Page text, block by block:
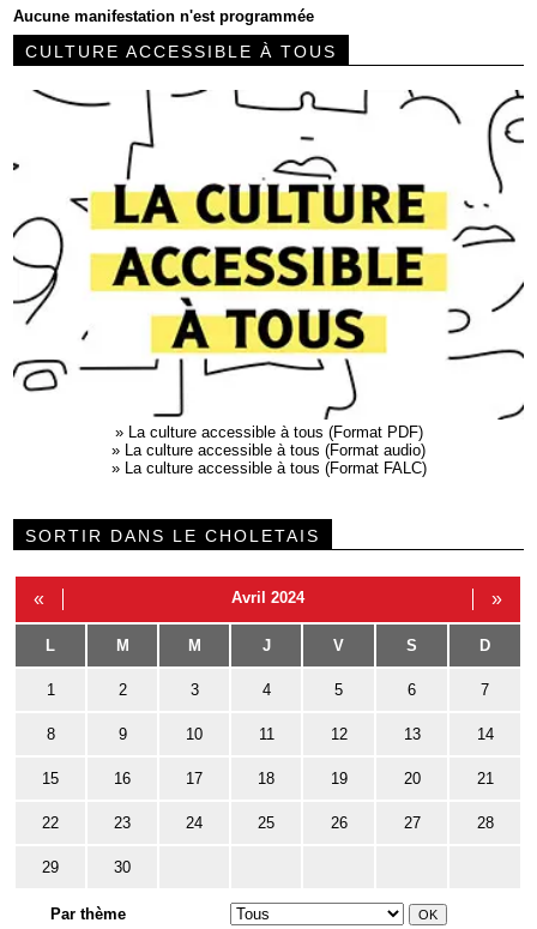
Aucune manifestation n'est programmée
CULTURE ACCESSIBLE À TOUS
»
La culture accessible à tous (Format PDF)
»
La culture accessible à tous (Format audio)
»
La culture accessible à tous (Format FALC)
SORTIR DANS LE CHOLETAIS
« Avril 2024 »
L M M J V S D
1 2 3 4 5 6 7
8 9 10 11 12 13 14
15 16 17 18 19 20 21
22 23 24 25 26 27 28
29 30
Par thème